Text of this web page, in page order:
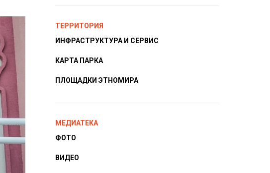
ТЕРРИТОРИЯ
ИНФРАСТРУКТУРА И СЕРВИС
КАРТА ПАРКА
ПЛОЩАДКИ ЭТНОМИРА
МЕДИАТЕКА
ФОТО
ВИДЕО